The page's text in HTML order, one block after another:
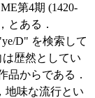
第4期 (1420-
とある．
D" を検索して
歴然としてい
品からである．
地味な流行とい